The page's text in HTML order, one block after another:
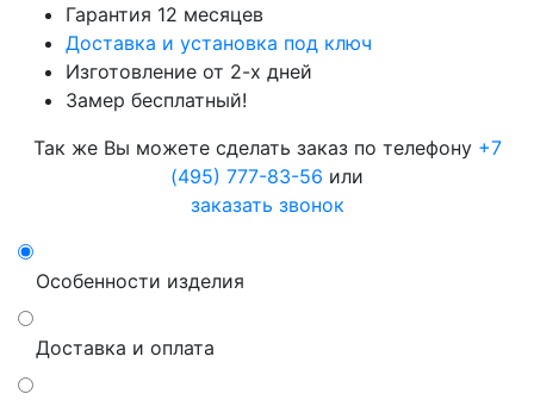
Гарантия 12 месяцев
Доставка и установка под ключ
Изготовление от 2-х дней
Замер бесплатный!
Так же Вы можете сделать заказ по телефону +7
(495) 777-83-56 или
заказать звонок
Особенности изделия
Доставка и оплата